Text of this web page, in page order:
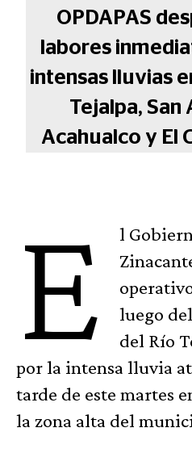
OPDAPAS
labores
intensas lluvias
Tejalpa, San
Acahualco y El
E
l
luego
del Río
por la intensa lluvia
tarde de este martes
la zona alta del